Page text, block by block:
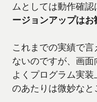
ムとしては動作確
ージョンアップは
これまでの実績で
ないのですが、画
よくプログラム実
のあたりは微妙なと